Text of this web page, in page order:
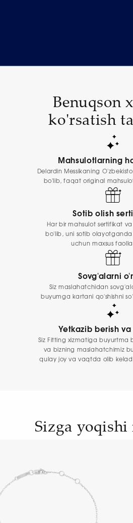
Benuqson
ko'rsatish
Mahsulotlarning
Delardin Messikaning
bo'lib, faqat original
Sotib olish
Har bir mahsulot sertifikat
bo'lib, uni sotib olayotganda
uchun maxsus
Sovg'alarni
Siz maslahatchidan
buyumga kartani qo'shishni
Yetkazib berish va
Siz Fitting xizmatiga buyurtma
va bizning maslahatchimiz
qulay joy va vaqtda olib
Sizga